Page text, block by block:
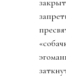
США).
тем